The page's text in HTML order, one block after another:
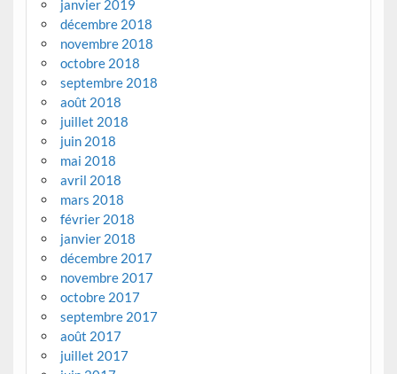
janvier 2019
décembre 2018
novembre 2018
octobre 2018
septembre 2018
août 2018
juillet 2018
juin 2018
mai 2018
avril 2018
mars 2018
février 2018
janvier 2018
décembre 2017
novembre 2017
octobre 2017
septembre 2017
août 2017
juillet 2017